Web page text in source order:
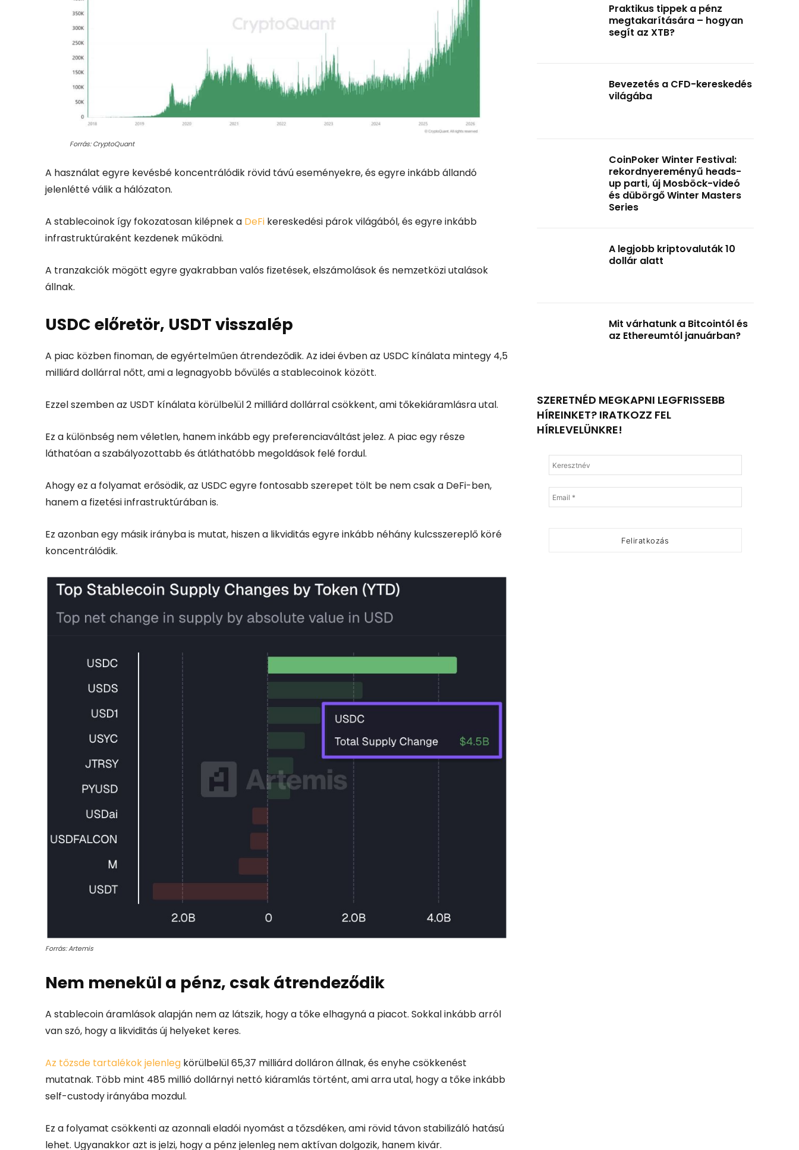
Forrás: CryptoQuant
A használat egyre kevésbé koncentrálódik rövid távú eseményekre, és egyre inkább állandó
jelenlétté válik a hálózaton.
A stablecoinok így fokozatosan kilépnek a DeFi kereskedési párok világából, és egyre inkább
infrastruktúraként kezdenek működni.
A tranzakciók mögött egyre gyakrabban valós fizetések, elszámolások és nemzetközi utalások
állnak.
USDC előretör, USDT visszalép
A piac közben finoman, de egyértelműen átrendeződik. Az idei évben az USDC kínálata mintegy 4,5
milliárd dollárral nőtt, ami a legnagyobb bővülés a stablecoinok között.
Ezzel szemben az USDT kínálata körülbelül 2 milliárd dollárral csökkent, ami tőkekiáramlásra utal.
Ez a különbség nem véletlen, hanem inkább egy preferenciaváltást jelez. A piac egy része
láthatóan a szabályozottabb és átláthatóbb megoldások felé fordul.
Ahogy ez a folyamat erősödik, az USDC egyre fontosabb szerepet tölt be nem csak a DeFi-ben,
hanem a fizetési infrastruktúrában is.
Ez azonban egy másik irányba is mutat, hiszen a likviditás egyre inkább néhány kulcsszereplő köré
koncentrálódik.
Forrás: Artemis
Nem menekül a pénz, csak átrendeződik
A stablecoin áramlások alapján nem az látszik, hogy a tőke elhagyná a piacot. Sokkal inkább arról
van szó, hogy a likviditás új helyeket keres.
Az tőzsde tartalékok jelenleg körülbelül 65,37 milliárd dolláron állnak, és enyhe csökkenést
mutatnak. Több mint 485 millió dollárnyi nettó kiáramlás történt, ami arra utal, hogy a tőke inkább
self-custody irányába mozdul.
Ez a folyamat csökkenti az azonnali eladói nyomást a tőzsdéken, ami rövid távon stabilizáló hatású
lehet. Ugyanakkor azt is jelzi, hogy a pénz jelenleg nem aktívan dolgozik, hanem kivár.
Praktikus tippek a pénz
megtakarítására – hogyan
segít az XTB?
Bevezetés a CFD-kereskedés
világába
CoinPoker Winter Festival:
rekordnyereményű heads-
up parti, új Mosböck-videó
és dübörgő Winter Masters
Series
A legjobb kriptovaluták 10
dollár alatt
Mit várhatunk a Bitcointól és
az Ethereumtól januárban?
SZERETNÉD MEGKAPNI LEGFRISSEBB
HÍREINKET? IRATKOZZ FEL
HÍRLEVELÜNKRE!